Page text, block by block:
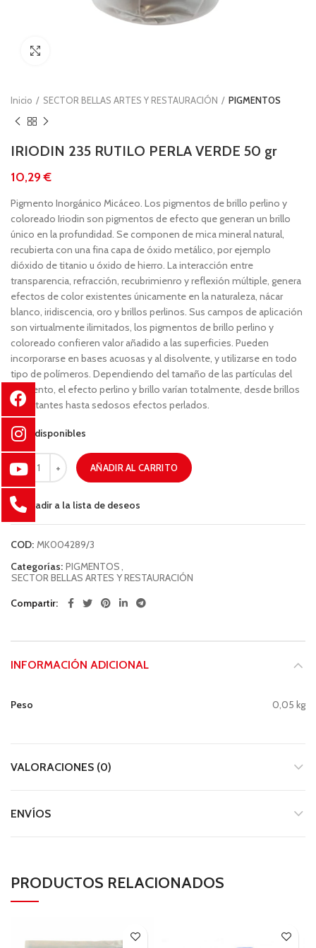
Inicio SECTOR BELLAS ARTES Y RESTAURACIÓN PIGMENTOS
IRIODIN 235 RUTILO PERLA VERDE 50 gr
€
Pigmento Inorgánico Micáceo. Los pigmentos de brillo perlino y
coloreado Iriodin son pigmentos de efecto que generan un brillo
único en la profundidad. Se componen de mica mineral natural,
recubierta con una fina capa de óxido metálico, por ejemplo
dióxido de titanio u óxido de hierro. La interacción entre
transparencia, refracción, recubrimienro y reflexión múltiple, genera
efectos de color existentes únicamente en la naturaleza, nácar
blanco, iridiscencia, oro y brillos perlinos. Sus campos de aplicación
son virtualmente ilimitados, los pigmentos de brillo perlino y
coloreado confieren valor añadido a las superficies. Pueden
incorporarse en bases acuosas y al disolvente, y utilizarse en todo
tipo de polímeros. Dependiendo del tamaño de las partículas del
pigmento, el efecto perlino y brillo varían totalmente, desde brillos
reflectantes hasta sedosos efectos perlados.
15 disponibles
AÑADIR AL CARRITO
Añadir a la lista de deseos
COD: MK004289/3
Categorías: PIGMENTOS,
SECTOR BELLAS ARTES Y RESTAURACIÓN
Compartir
INFORMACIÓN ADICIONAL
Peso 0,05 kg
VALORACIONES (0)
ENVÍOS
PRODUCTOS RELACIONADOS